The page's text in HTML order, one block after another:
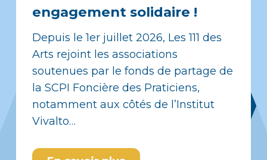
engagement solidaire !
Depuis le 1er juillet 2026, Les 111 des
Arts rejoint les associations
soutenues par le fonds de partage de
la SCPI Foncière des Praticiens,
notamment aux côtés de l’Institut
Vivalto…